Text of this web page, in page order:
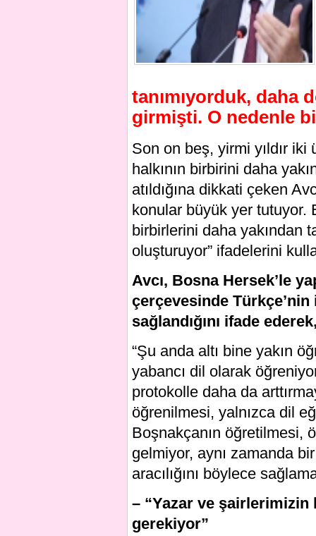
tanımıyorduk, daha
girmişti. O nedenle
Son on beş, yirmi yıldır
halkının birbirini daha
atıldığına dikkati çeken
konular büyük yer tutuyor.
birbirlerini daha yakından
oluşturuyor” ifadelerini
Avcı, Bosna Hersek’le
çerçevesinde Türkçe’nin
sağlandığını ifade
“Şu anda altı bine yakın
yabancı dil olarak
protokolle daha da
öğrenilmesi, yalnızca dil
Boşnakçanın öğretilmesi,
gelmiyor, aynı zamanda
aracılığını böylece
– “Yazar ve şairlerimizin
gerekiyor”